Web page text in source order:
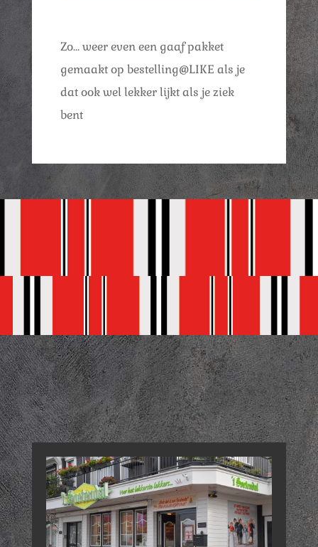
Zo… weer even een gaaf pakket
gemaakt op bestelling@LIKE als je
dat ook wel lekker lijkt als je ziek
bent